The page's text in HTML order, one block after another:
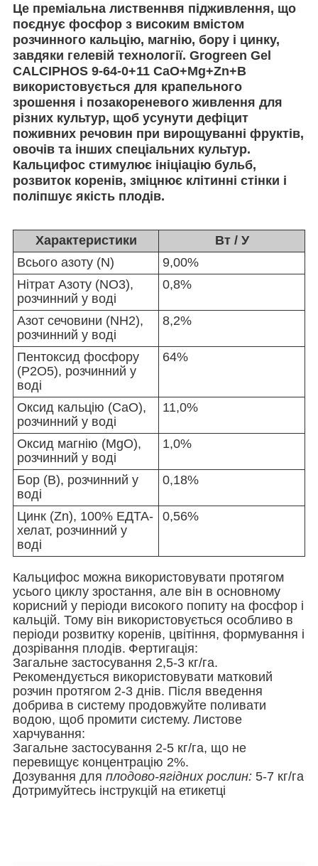
Це преміальна лиственнвя підживлення, що
поєднує фосфор з високим вмістом
розчинного кальцію, магнію, бору і цинку,
завдяки гелевій технології. Grogreen Gel
CALCIPHOS 9-64-0+11 CaO+Mg+Zn+B
використовується для крапельного
зрошення і позакореневого живлення для
різних культур, щоб усунути дефіцит
поживних речовин при вирощуванні фруктів,
овочів та інших спеціальних культур.
Кальцифос стимулює ініціацію бульб,
розвиток коренів, зміцнює клітинні стінки і
поліпшує якість плодів.
Характеристики
Вт / У
Всього азоту (N)
9,00%
Нітрат Азоту (NO3),
розчинний у воді
0,8%
Азот сечовини (NH2),
розчинний у воді
8,2%
Пентоксид фосфору
(P2O5), розчинний у
воді
64%
Оксид кальцію (CaO),
розчинний у воді
11,0%
Оксид магнію (MgO),
розчинний у воді
1,0%
Бор (B), розчинний у
воді
0,18%
Цинк (Zn), 100% ЕДТА-
хелат, розчинний у
воді
0,56%
Кальцифос можна використовувати протягом
усього циклу зростання, але він в основному
корисний у періоди високого попиту на фосфор і
кальцій. Тому він використовується особливо в
періоди розвитку коренів, цвітіння, формування і
дозрівання плодів. Фертигація:
Загальне застосування 2,5-3 кг/га.
Рекомендується використовувати матковий
розчин протягом 2-3 днів. Після введення
добрива в систему продовжуйте поливати
водою, щоб промити систему. Листове
харчування:
Загальне застосування 2-5 кг/га, що не
перевищує концентрацію 2%.
Дозування для плодово-ягідних рослин: 5-7 кг/га
Дотримуйтесь інструкцій на етикетці